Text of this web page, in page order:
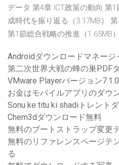
データ 第4章 ICT政策の動向 第
成時代を振り返る（3.17MB） 第
第1節総合戦略の推進（1.65MB
Androidダウンロードマネー
第二次世界大戦の蜂の巣PDF
VMware Playerバージョン
お金はモバイルアプリのダウ
Sonu ke titu ki shadiトレント
Chem3dダウンロード無料
無料のブートストラップ変更
無料のリファレンスページテ
る